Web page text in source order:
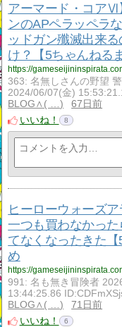
アーマード・コアⅥ
ンのAPペラッペラ
ッドガン殲滅出来
け？【5ちゃんねる
363: 名無しさんの野望
2024/06/07(金)
BLOG∧( …
67日前
いいね！
8
ヒーローウォーズ
一つも買わなかっ
てなくなったきた
め
991: 名も無き冒険者
13:44:25.86
BLOG∧( …
71日前
いいね！
6